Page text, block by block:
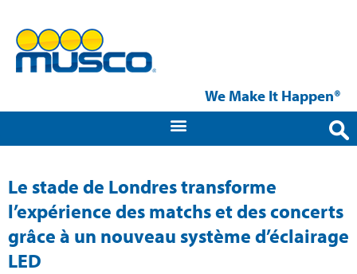
We Make It Happen®
Le stade de Londres transforme
l’expérience des matchs et des concerts
grâce à un nouveau système d’éclairage
LED